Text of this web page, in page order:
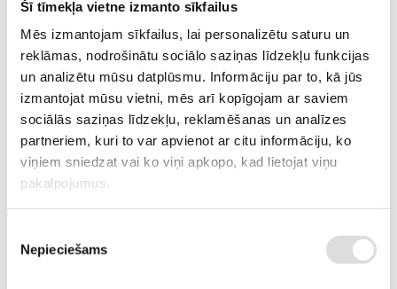
Šī tīmekļa vietne izmanto sīkfailus
Mēs izmantojam sīkfailus, lai personalizētu saturu un
reklāmas, nodrošinātu sociālo saziņas līdzekļu funkcijas
un analizētu mūsu datplūsmu. Informāciju par to, kā jūs
izmantojat mūsu vietni, mēs arī kopīgojam ar saviem
sociālās saziņas līdzekļu, reklamēšanas un analīzes
partneriem, kuri to var apvienot ar citu informāciju, ko
viņiem sniedzat vai ko viņi apkopo, kad lietojat viņu
pakalpojumus.
izvēle
Nepieciešams
Camshaft GX390, 14100-
Z5T-910
AVAILABILITY
211100780
14100-Z5T-910